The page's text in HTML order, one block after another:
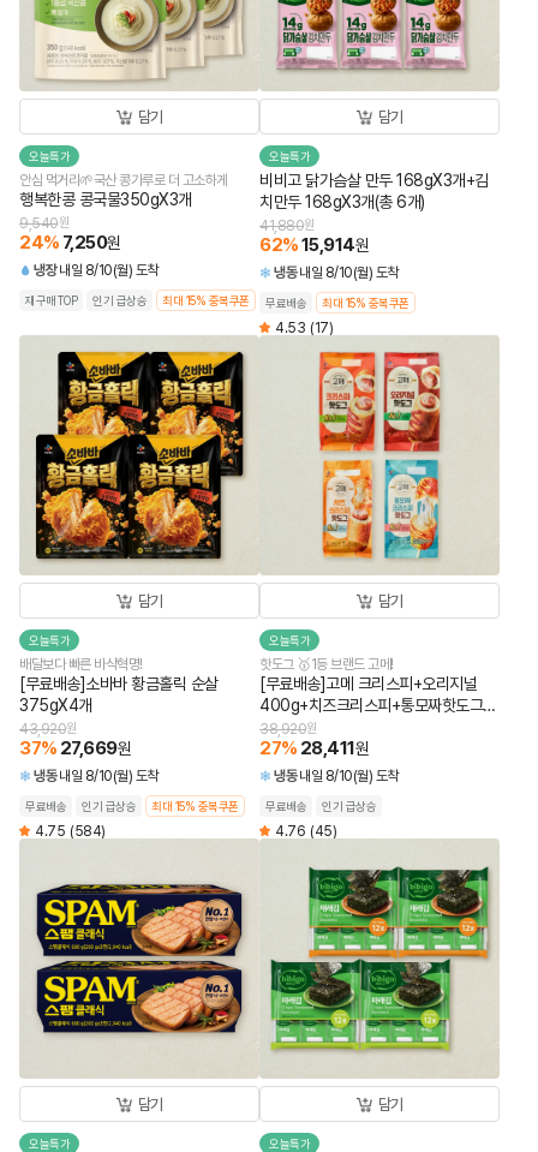
담기
오늘특가
안심 먹거리🌱국산 콩가루로 더 고소하게
행복한콩 콩국물350gX3개
9,540원
24% 7,250원
냉장 내일 8/10(월) 도착
재구매TOP 인기 급상승 최대 15% 중복쿠폰
담기
오늘특가
비비고 닭가슴살 만두 168gX3개+김
치만두 168gX3개(총 6개)
41,880원
62%15,914원
냉동 내일 8/10(월) 도착
무료배송 최대 15% 중복쿠폰
4.53 (17)
담기
오늘특가
배달보다 빠른 바삭혁명!
[무료배송]소바바 황금홀릭 순살
375gX4개
43,920원
37% 27,669원
냉동 내일 8/10(월) 도착
무료배송 인기 급상승 최대 15% 중복쿠폰
4.75 (584)
담기
오늘특가
핫도그 🥇1등 브랜드 고메!
[무료배송]고메 크리스피+오리지널
400g+치즈크리스피+통모짜핫도그
340g (총 4개)
38,920원
27% 28,411원
냉동 내일 8/10(월) 도착
무료배송 인기 급상승
4.76 (45)
담기
오늘특가
담기
오늘특가